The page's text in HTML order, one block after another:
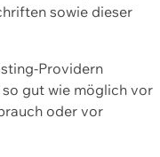
sowie dieser
Providern
so gut wie möglich vor
oder vor